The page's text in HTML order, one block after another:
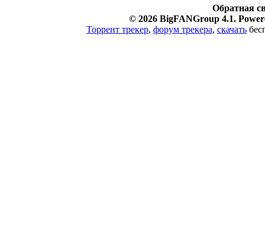
Обратная
© 2026 BigFANGroup 4.1.
Торрент трекер, форум трекера, скачать